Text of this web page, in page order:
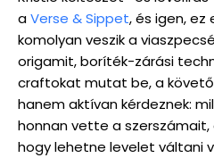
aVerse & Sippet, és igen,
komolyan veszik a
origamit, boríték-zárási
craftokat mutat be, a
hanem aktívan kérdeznek:
honnan vette a
hogy lehetne levelet váltani